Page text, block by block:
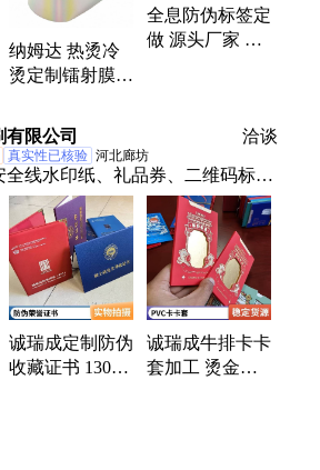
纳姆达 热烫冷
烫定制镭射膜
紫外线/环保材
料
全息防伪标签定
做 源头厂家 承
限公司 洽谈
真实性已核验 河北廊坊
全线水印纸、礼品券、二维码标
、防伪评级标签、防伪证书、激光
防伪会员证、防伪收藏证书、防伪
会员卡卡套、卡卡套、海鲜卡、提
礼品卡、证券纸、手册本、水印
诚瑞成定制防伪
收藏证书 130克
诚瑞成牛排卡卡
套加工 烫金起